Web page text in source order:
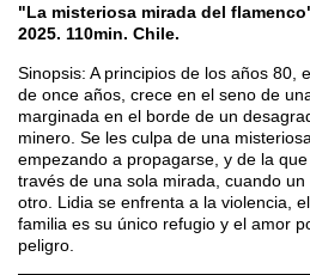
"La misteriosa mirada del
2025. 110min. Chile.
Sinopsis: A principios de los años 80,
de once años, crece en el seno de
marginada en el borde de un
minero. Se les culpa de una
empezando a propagarse, y de la
través de una sola mirada, cuando
otro. Lidia se enfrenta a la violencia,
familia es su único refugio y el amor
peligro.